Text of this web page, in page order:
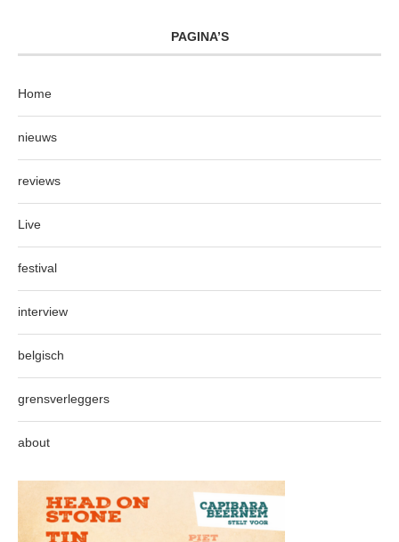
PAGINA’S
Home
nieuws
reviews
Live
festival
interview
belgisch
grensverleggers
about